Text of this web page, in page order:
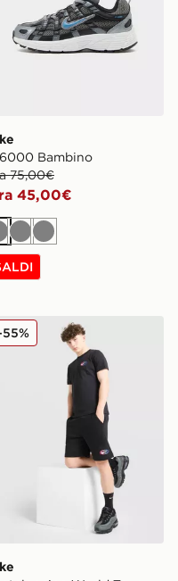
Bambino
75,00€
45,00€
GrigioGrigio
Pantaloncino World